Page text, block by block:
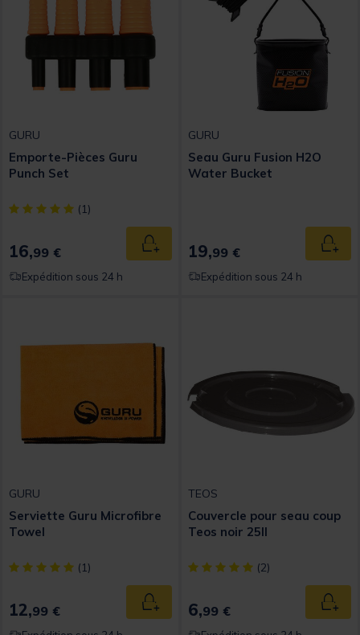
GURU
Emporte-Pièces Guru
Punch Set
[object Object] out of 5 Customer Rating
(1)
16,99 € Ajouter au panier
Expédition sous 24 h
GURU
Seau Guru Fusion H2O
Water Bucket
19,99 €
Expédition sous 24 h
GURU
Serviette Guru Microfibre
Towel
[object Object] out of 5 Customer Rating
(1)
12,99 € Ajouter au panier
TEOS
Couvercle pour seau coup
Teos noir 25ll
[object Object] out of 5
(2)
6,99 €